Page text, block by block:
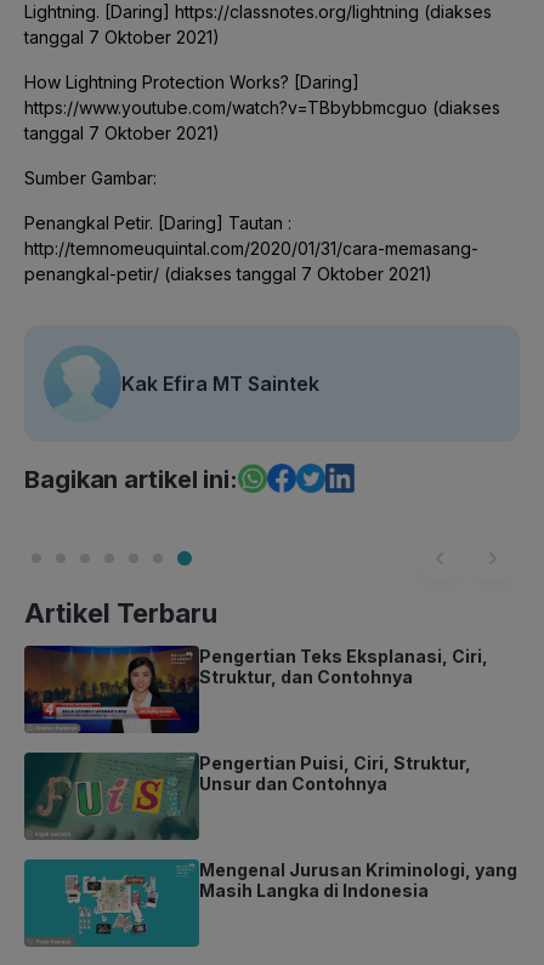
Lightning. [Daring] https://classnotes.org/lightning (diakses
tanggal 7 Oktober 2021)
How Lightning Protection Works? [Daring]
https://www.youtube.com/watch?v=TBbybbmcguo (diakses
tanggal 7 Oktober 2021)
Sumber Gambar:
Penangkal Petir. [Daring] Tautan :
http://temnomeuquintal.com/2020/01/31/cara-memasang-
penangkal-petir/ (diakses tanggal 7 Oktober 2021)
Kak Efira MT Saintek
Bagikan artikel ini:
Artikel Terbaru
Pengertian Teks Eksplanasi, Ciri,
Struktur, dan Contohnya
Pengertian Puisi, Ciri, Struktur,
Unsur dan Contohnya
Mengenal Jurusan Kriminologi, yang
Masih Langka di Indonesia